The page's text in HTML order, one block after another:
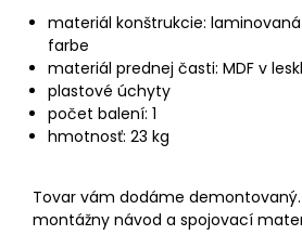
materiál konštrukcie:
farbe
materiál prednej časti: MDF v
plastové úchyty
počet balení: 1
hmotnosť: 23 kg
Tovar vám dodáme
montážny návod a spojovací